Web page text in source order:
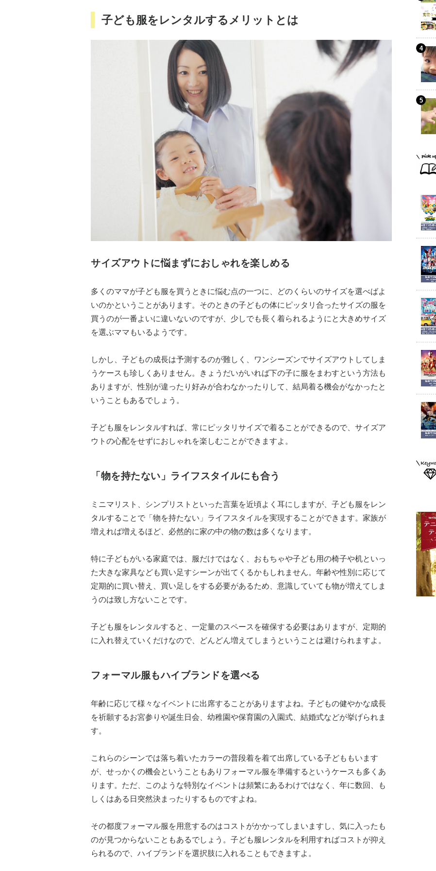
子ども服をレンタルするメリットとは
サイズアウトに悩まずにおしゃれを楽しめる
多くのママが子ども服を買うときに悩む点の一つに、どのくらいのサイズを選べばよ
いのかということがあります。そのときの子どもの体にピッタリ合ったサイズの服を
買うのが一番よいに違いないのですが、少しでも長く着られるようにと大きめサイズ
を選ぶママもいるようです。
しかし、子どもの成長は予測するのが難しく、ワンシーズンでサイズアウトしてしま
うケースも珍しくありません。きょうだいがいれば下の子に服をまわすという方法も
ありますが、性別が違ったり好みが合わなかったりして、結局着る機会がなかったと
いうこともあるでしょう。
子ども服をレンタルすれば、常にピッタリサイズで着ることができるので、サイズア
ウトの心配をせずにおしゃれを楽しむことができますよ。
「物を持たない」ライフスタイルにも合う
ミニマリスト、シンプリストといった言葉を近頃よく耳にしますが、子ども服をレン
タルすることで「物を持たない」ライフスタイルを実現することができます。家族が
増えれば増えるほど、必然的に家の中の物の数は多くなります。
特に子どもがいる家庭では、服だけではなく、おもちゃや子ども用の椅子や机といっ
た大きな家具なども買い足すシーンが出てくるかもしれません。年齢や性別に応じて
定期的に買い替え、買い足しをする必要があるため、意識していても物が増えてしま
うのは致し方ないことです。
子ども服をレンタルすると、一定量のスペースを確保する必要はありますが、定期的
に入れ替えていくだけなので、どんどん増えてしまうということは避けられますよ。
フォーマル服もハイブランドを選べる
年齢に応じて様々なイベントに出席することがありますよね。子どもの健やかな成長
を祈願するお宮参りや誕生日会、幼稚園や保育園の入園式、結婚式などが挙げられま
す。
これらのシーンでは落ち着いたカラーの普段着を着て出席している子どももいます
が、せっかくの機会ということもありフォーマル服を準備するというケースも多くあ
ります。ただ、このような特別なイベントは頻繁にあるわけではなく、年に数回、も
しくはある日突然決まったりするものですよね。
その都度フォーマル服を用意するのはコストがかかってしまいますし、気に入ったも
のが見つからないこともあるでしょう。子ども服レンタルを利用すればコストが抑え
られるので、ハイブランドを選択肢に入れることもできますよ。